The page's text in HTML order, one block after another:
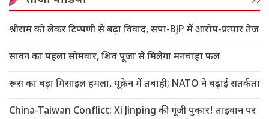
श्रीराम को लेकर टिप्पणी से बढ़ा विवाद, सपा-BJP में आरोप-प्रत्यार तेज
सावन का पहला सोमवार, शिव पूजा से मिलेगा मनचाहा फल
रूस का बड़ा मिसाइल हमला, यूक्रेन में तबाही; NATO ने बढ़ाई सतर्कता
China-Taiwan Conflict: Xi Jinping की गूंजी पुकार! ताइवान पर